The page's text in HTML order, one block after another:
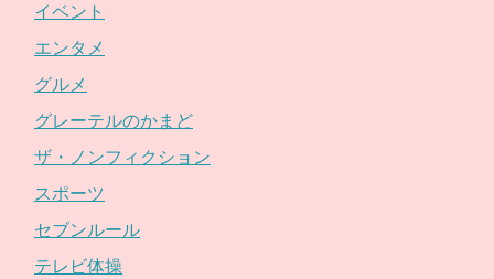
イベント
エンタメ
グルメ
グレーテルのかまど
ザ・ノンフィクション
スポーツ
セブンルール
テレビ体操